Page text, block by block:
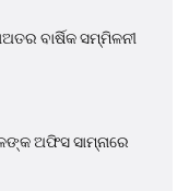
ବାର୍ଷିକ ସମ୍ମିଳନୀ
ଅଫିସ ସାମ୍ନାରେ